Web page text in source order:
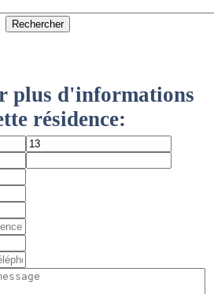
Rechercher
plus d'informations
résidence: